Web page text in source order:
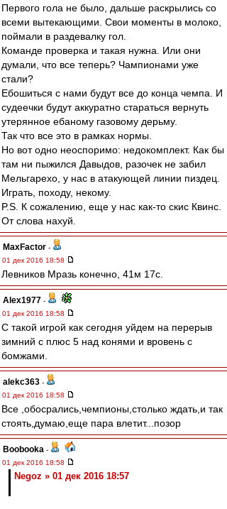
Первого гола не было, дальше раскрылись со
всеми вытекающими. Свои моменты в молоко,
поймали в раздевалку гол.
Команде проверка и такая нужна. Или они
думали, что все теперь? Чампионами уже
стали?
Ебошиться с нами будут все до конца чемпа. И
судеечки будут аккуратно стараться вернуть
утерянное ебаному газовому дерьму.
Так что все это в рамках нормы.
Но вот одно неоспоримо: недокомплект. Как бы
там ни пыжился Давыдов, разочек не забил
Мельгарехо, у нас в атакующей линии пиздец.
Играть, походу, некому.
P.S. К сожалению, еще у нас как-то скис Квинс.
От слова нахуй.
MaxFactor -
01 дек 2016 18:58
Левников Мразь конечно, 41м 17с.
Alex1977 -
01 дек 2016 18:58
С такой игрой как сегодня уйдем на перерыв
зимний с плюс 5 над конями и вровень с
бомжами.
alekc363 -
01 дек 2016 18:58
Все ,обосрались,чемпионы,столько ждать,и так
стоять,думаю,еще пара влетит...позор
Boobooka -
01 дек 2016 18:58
Negoz » 01 дек 2016 18:57